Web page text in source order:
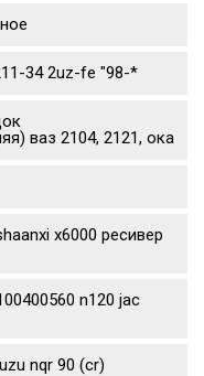
34 2uz-fe "98-*
ваз 2104, 2121, ока
x6000 ресивер
n120 jac
nqr 90 (cr)